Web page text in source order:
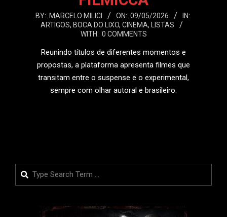
2026-
05-
BY: MARCELO MILICI ON: 09/05/2026
IN:
ARTIGOS, BOCA DO LIXO, CINEMA,
LISTAS
WITH: 0 COMMENTS
Reunindo títulos de diferentes momentos e
propostas, a plataforma apresenta filmes que
transitam entre o suspense e o experimental,
sempre com olhar autoral e brasileiro.
Search